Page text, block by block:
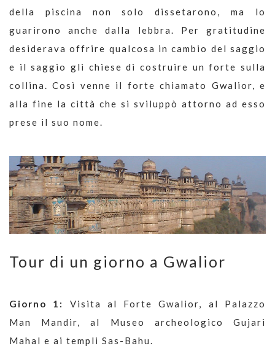
della piscina non solo dissetarono, ma lo
guarirono anche dalla lebbra. Per gratitudine
desiderava offrire qualcosa in cambio del saggio
e il saggio gli chiese di costruire un forte sulla
collina. Così venne il forte chiamato Gwalior, e
alla fine la città che si sviluppò attorno ad esso
prese il suo nome.
Tour di un giorno a Gwalior
Giorno 1:
Visita al Forte Gwalior, al Palazzo
Man Mandir, al Museo archeologico Gujari
Mahal e ai templi Sas-Bahu.